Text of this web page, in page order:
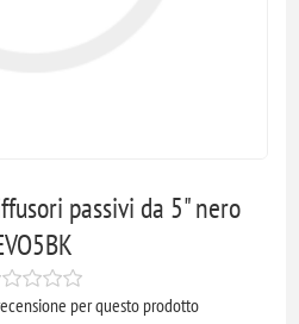
passivi da 5" nero
per questo prodotto